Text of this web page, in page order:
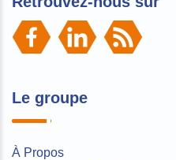
Le groupe
À Propos